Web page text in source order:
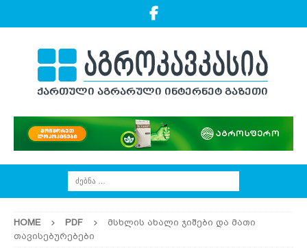
HOME PDF
მსხლის ახალი ჯიშები და მათი
თავისებურებები